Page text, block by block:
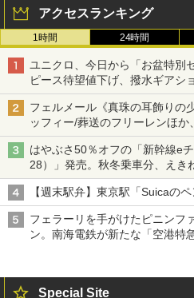
アクセスランキング
1時間 24時間
ユニクロ、今日から「お盆特別
ピース待望値下げ、撥水ギアシ
フェルメール《真珠の耳飾りの
ッフィー/葬送のフリーレンほ
はやぶさ50％オフの「新幹線e
28）」発売。秋冬乗車分、えき
【週末駅弁】東京駅「Suicaの
フェラーリを手がけたピニンフ
ン。南海電鉄が新たな「空港特
Special Site